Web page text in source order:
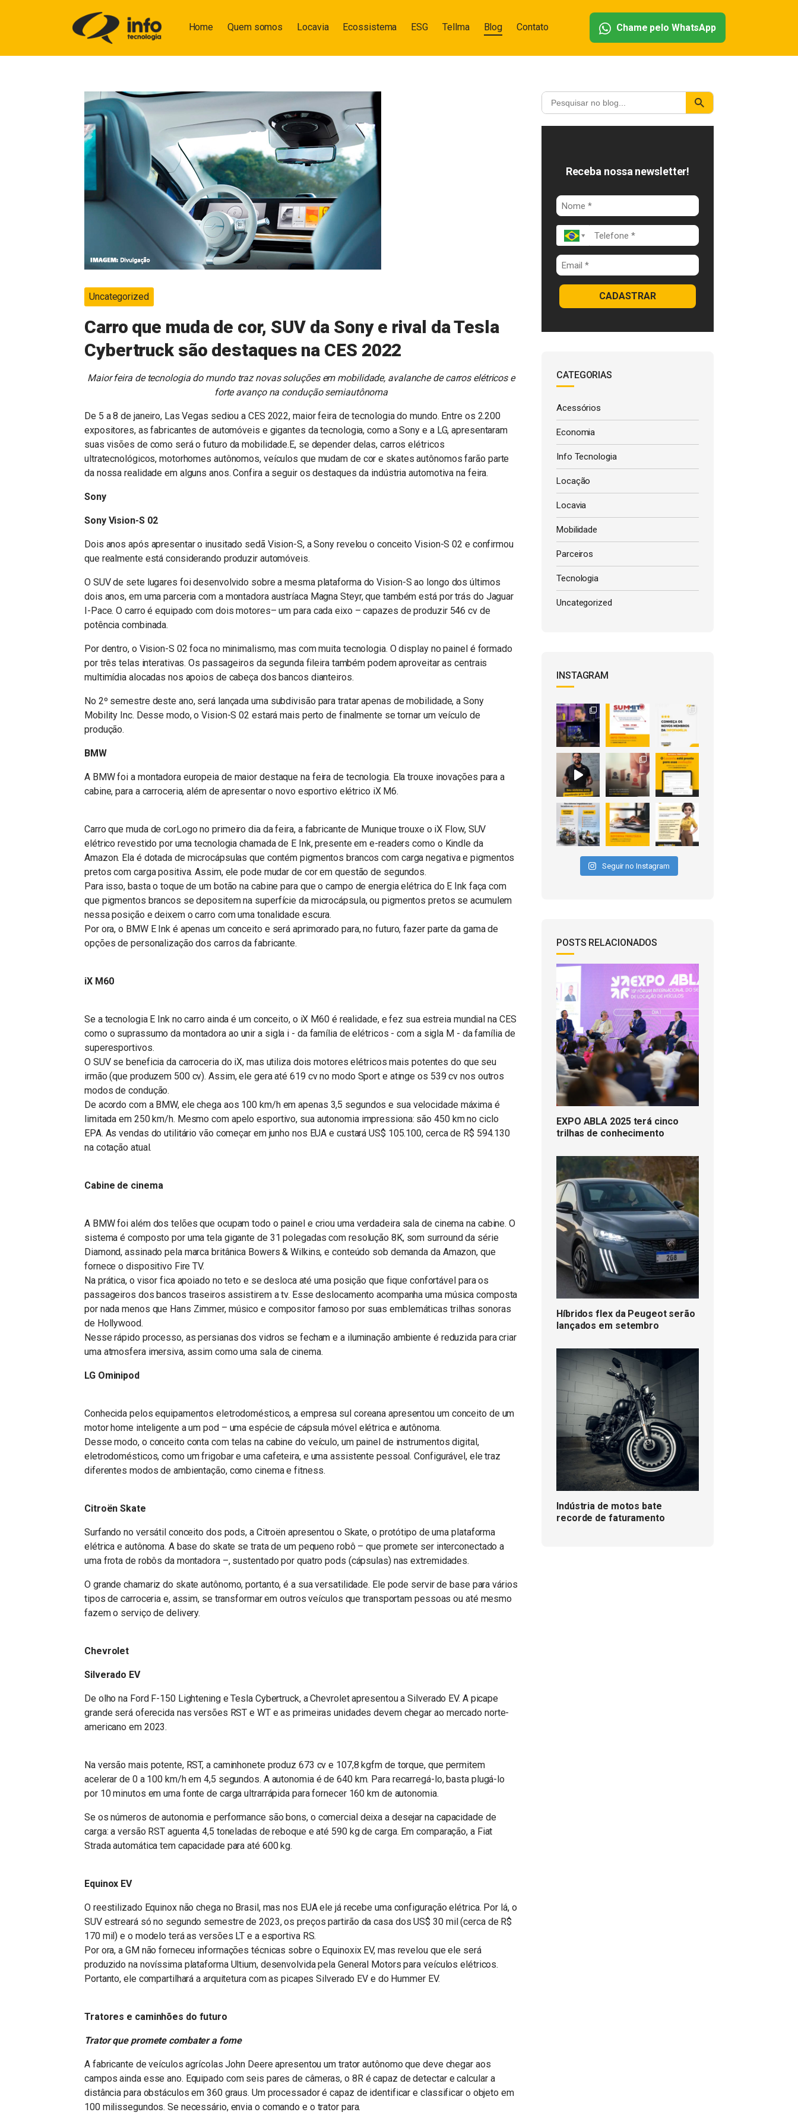
Home Quem somos Locavia Ecossistema ESG Tellma Blog Contato Chame pelo WhatsApp
Uncategorized
Carro que muda de cor, SUV da Sony e rival da Tesla
Cybertruck são destaques na CES 2022
Maior feira de tecnologia do mundo traz novas soluções em mobilidade, avalanche de carros elétricos e
forte avanço na condução semiautônoma
De 5 a 8 de janeiro, Las Vegas sediou a CES 2022, maior feira de tecnologia do mundo. Entre os 2.200
expositores, as fabricantes de automóveis e gigantes da tecnologia, como a Sony e a LG, apresentaram
suas visões de como será o futuro da mobilidade.E, se depender delas, carros elétricos
ultratecnológicos, motorhomes autônomos, veículos que mudam de cor e skates autônomos farão parte
da nossa realidade em alguns anos. Confira a seguir os destaques da indústria automotiva na feira.
Sony
Sony Vision-S 02
Dois anos após apresentar o inusitado sedã Vision-S, a Sony revelou o conceito Vision-S 02 e confirmou
que realmente está considerando produzir automóveis.
O SUV de sete lugares foi desenvolvido sobre a mesma plataforma do Vision-S ao longo dos últimos
dois anos, em uma parceria com a montadora austríaca Magna Steyr, que também está por trás do Jaguar
I-Pace. O carro é equipado com dois motores– um para cada eixo – capazes de produzir 546 cv de
potência combinada.
Por dentro, o Vision-S 02 foca no minimalismo, mas com muita tecnologia. O display no painel é formado
por três telas interativas. Os passageiros da segunda fileira também podem aproveitar as centrais
multimídia alocadas nos apoios de cabeça dos bancos dianteiros.
No 2º semestre deste ano, será lançada uma subdivisão para tratar apenas de mobilidade, a Sony
Mobility Inc. Desse modo, o Vision-S 02 estará mais perto de finalmente se tornar um veículo de
produção.
BMW
A BMW foi a montadora europeia de maior destaque na feira de tecnologia. Ela trouxe inovações para a
cabine, para a carroceria, além de apresentar o novo esportivo elétrico iX M6.
Carro que muda de corLogo no primeiro dia da feira, a fabricante de Munique trouxe o iX Flow, SUV
elétrico revestido por uma tecnologia chamada de E Ink, presente em e-readers como o Kindle da
Amazon. Ela é dotada de microcápsulas que contém pigmentos brancos com carga negativa e pigmentos
pretos com carga positiva. Assim, ele pode mudar de cor em questão de segundos.
Para isso, basta o toque de um botão na cabine para que o campo de energia elétrica do E Ink faça com
que pigmentos brancos se depositem na superfície da microcápsula, ou pigmentos pretos se acumulem
nessa posição e deixem o carro com uma tonalidade escura.
Por ora, o BMW E Ink é apenas um conceito e será aprimorado para, no futuro, fazer parte da gama de
opções de personalização dos carros da fabricante.
iX M60
Se a tecnologia E Ink no carro ainda é um conceito, o iX M60 é realidade, e fez sua estreia mundial na CES
como o suprassumo da montadora ao unir a sigla i - da família de elétricos - com a sigla M - da família de
superesportivos.
O SUV se beneficia da carroceria do iX, mas utiliza dois motores elétricos mais potentes do que seu
irmão (que produzem 500 cv). Assim, ele gera até 619 cv no modo Sport e atinge os 539 cv nos outros
modos de condução.
De acordo com a BMW, ele chega aos 100 km/h em apenas 3,5 segundos e sua velocidade máxima é
limitada em 250 km/h. Mesmo com apelo esportivo, sua autonomia impressiona: são 450 km no ciclo
EPA. As vendas do utilitário vão começar em junho nos EUA e custará US$ 105.100, cerca de R$ 594.130
na cotação atual.
Cabine de cinema
A BMW foi além dos telões que ocupam todo o painel e criou uma verdadeira sala de cinema na cabine. O
sistema é composto por uma tela gigante de 31 polegadas com resolução 8K, som surround da série
Diamond, assinado pela marca britânica Bowers & Wilkins, e conteúdo sob demanda da Amazon, que
fornece o dispositivo Fire TV.
Na prática, o visor fica apoiado no teto e se desloca até uma posição que fique confortável para os
passageiros dos bancos traseiros assistirem a tv. Esse deslocamento acompanha uma música composta
por nada menos que Hans Zimmer, músico e compositor famoso por suas emblemáticas trilhas sonoras
de Hollywood.
Nesse rápido processo, as persianas dos vidros se fecham e a iluminação ambiente é reduzida para criar
uma atmosfera imersiva, assim como uma sala de cinema.
LG Ominipod
Conhecida pelos equipamentos eletrodomésticos, a empresa sul coreana apresentou um conceito de um
motor home inteligente a um pod – uma espécie de cápsula móvel elétrica e autônoma.
Desse modo, o conceito conta com telas na cabine do veículo, um painel de instrumentos digital,
eletrodomésticos, como um frigobar e uma cafeteira, e uma assistente pessoal. Configurável, ele traz
diferentes modos de ambientação, como cinema e fitness.
Citroën Skate
Surfando no versátil conceito dos pods, a Citroën apresentou o Skate, o protótipo de uma plataforma
elétrica e autônoma. A base do skate se trata de um pequeno robô – que promete ser interconectado a
uma frota de robôs da montadora –, sustentado por quatro pods (cápsulas) nas extremidades.
O grande chamariz do skate autônomo, portanto, é a sua versatilidade. Ele pode servir de base para vários
tipos de carroceria e, assim, se transformar em outros veículos que transportam pessoas ou até mesmo
fazem o serviço de delivery.
Chevrolet
Silverado EV
De olho na Ford F-150 Lightening e Tesla Cybertruck, a Chevrolet apresentou a Silverado EV. A picape
grande será oferecida nas versões RST e WT e as primeiras unidades devem chegar ao mercado norte-
americano em 2023.
Na versão mais potente, RST, a caminhonete produz 673 cv e 107,8 kgfm de torque, que permitem
acelerar de 0 a 100 km/h em 4,5 segundos. A autonomia é de 640 km. Para recarregá-lo, basta plugá-lo
por 10 minutos em uma fonte de carga ultrarrápida para fornecer 160 km de autonomia.
Se os números de autonomia e performance são bons, o comercial deixa a desejar na capacidade de
carga: a versão RST aguenta 4,5 toneladas de reboque e até 590 kg de carga. Em comparação, a Fiat
Strada automática tem capacidade para até 600 kg.
Equinox EV
O reestilizado Equinox não chega no Brasil, mas nos EUA ele já recebe uma configuração elétrica. Por lá, o
SUV estreará só no segundo semestre de 2023, os preços partirão da casa dos US$ 30 mil (cerca de R$
170 mil) e o modelo terá as versões LT e a esportiva RS.
Por ora, a GM não forneceu informações técnicas sobre o Equinoxix EV, mas revelou que ele será
produzido na novíssima plataforma Ultium, desenvolvida pela General Motors para veículos elétricos.
Portanto, ele compartilhará a arquitetura com as picapes Silverado EV e do Hummer EV.
Tratores e caminhões do futuro
Trator que promete combater a fome
A fabricante de veículos agrícolas John Deere apresentou um trator autônomo que deve chegar aos
campos ainda esse ano. Equipado com seis pares de câmeras, o 8R é capaz de detectar e calcular a
distância para obstáculos em 360 graus. Um processador é capaz de identificar e classificar o objeto em
100 milissegundos. Se necessário, envia o comando e o trator para.
Receba nossa newsletter!
CADASTRAR
CATEGORIAS
Acessórios
Economia
Info Tecnologia
Locação
Locavia
Mobilidade
Parceiros
Tecnologia
Uncategorized
INSTAGRAM
Seguir no Instagram
POSTS RELACIONADOS
EXPO ABLA 2025 terá cinco
trilhas de conhecimento
Híbridos flex da Peugeot serão
lançados em setembro
Indústria de motos bate
recorde de faturamento